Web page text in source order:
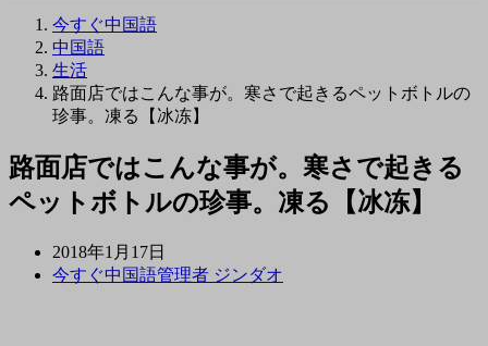
今すぐ中国語
中国語
生活
路面店ではこんな事が。寒さで起きるペットボトルの
珍事。凍る【冰冻】
路面店ではこんな事が。寒さで起きる
ペットボトルの珍事。凍る【冰冻】
2018年1月17日
今すぐ中国語管理者 ジンダオ